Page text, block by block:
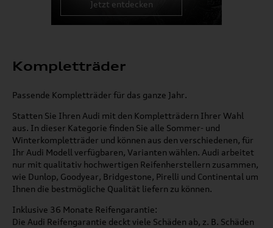
Jetzt entdecken
Kompletträder
Passende Kompletträder für das ganze Jahr.
Statten Sie Ihren Audi mit den Kompletträdern Ihrer Wahl
aus. In dieser Kategorie finden Sie alle Sommer- und
Winterkompletträder und können aus den verschiedenen, für
Ihr Audi Modell verfügbaren, Varianten wählen. Audi arbeitet
nur mit qualitativ hochwertigen Reifenherstellern zusammen,
wie Dunlop, Goodyear, Bridgestone, Pirelli und Continental um
Ihnen die bestmögliche Qualität liefern zu können.
Inklusive 36 Monate Reifengarantie:
Die Audi Reifengarantie deckt viele Schäden ab, z. B. Schäden